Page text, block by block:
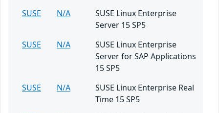
SUSE
N/A
SUSE Linux Enterprise
Server 15 SP5
SUSE
N/A
SUSE Linux Enterprise
Server for SAP Applications
15 SP5
SUSE
N/A
SUSE Linux Enterprise Real
Time 15 SP5